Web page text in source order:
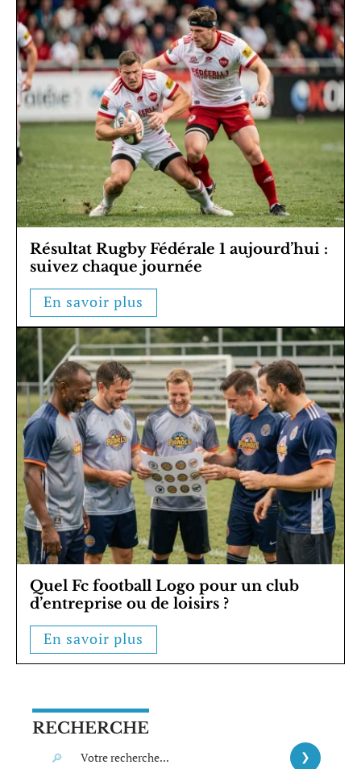
Résultat Rugby Fédérale 1 aujourd’hui :
suivez chaque journée
En savoir plus
Quel Fc football Logo pour un club
d’entreprise ou de loisirs ?
En savoir plus
RECHERCHE